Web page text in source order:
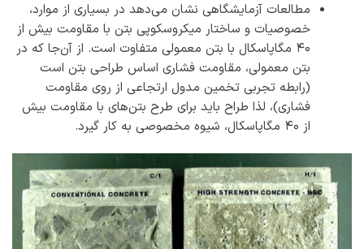
مطالعات آزمایشگاهی نشان می‌دهد در بسیاری از موارد،
خصوصیات و ساختار میکروسکوپی بتن با مقاومت بیش از
40 مگاپاسکال با بتن معمولی متفاوت است. از آن‌جا که در
بتن معمولی، مقاومت فشاری اساس طراحی بتن است
(رابطه تجربی تخمین مدول ارتجاعی از روی مقاومت
فشاری)، لذا طراح باید برای طرح بتن‌های با مقاومت بیش
از 40 مگاپاسکال، شیوه مخصوصی به کار گیرد.